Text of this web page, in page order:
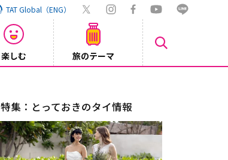
TAT Global（ENG）
楽しむ 旅のテーマ
特集：とっておきのタイ情報